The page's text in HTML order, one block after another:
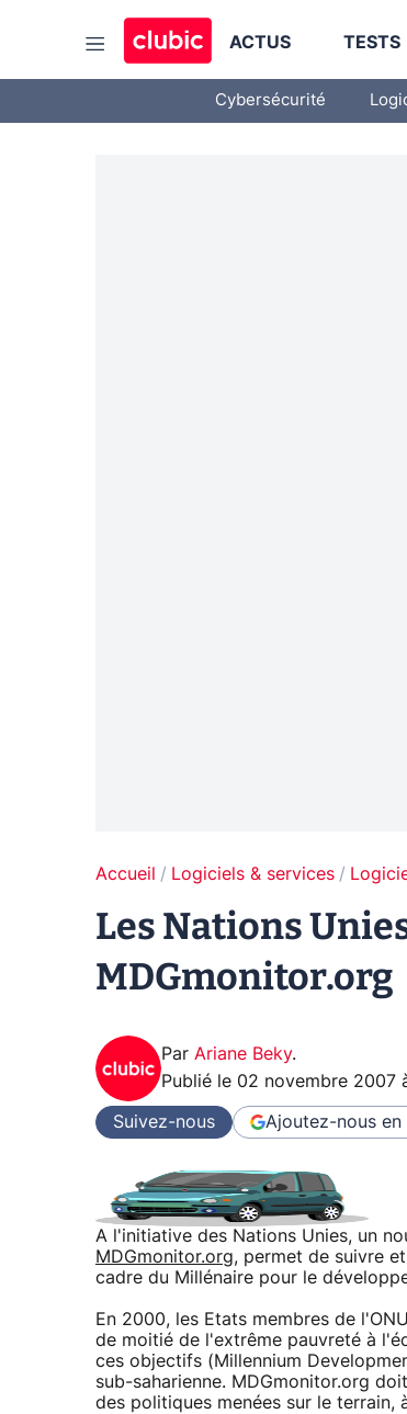
ACTUS TESTS
Cybersécurité
Accueil Logiciels & services
Les Nations
MDGmonitor.org
Par Ariane Beky.
Publié le 02 novembre 2007
Suivez-nous Ajoutez-nous en
A l'initiative des Nations Unies, un
MDGmonitor.org, permet de suivre
cadre du Millénaire pour le
En 2000, les Etats membres de
de moitié de l'extrême pauvreté à
ces objectifs (Millennium
sub-saharienne. MDGmonitor.org
des politiques menées sur le terrain,